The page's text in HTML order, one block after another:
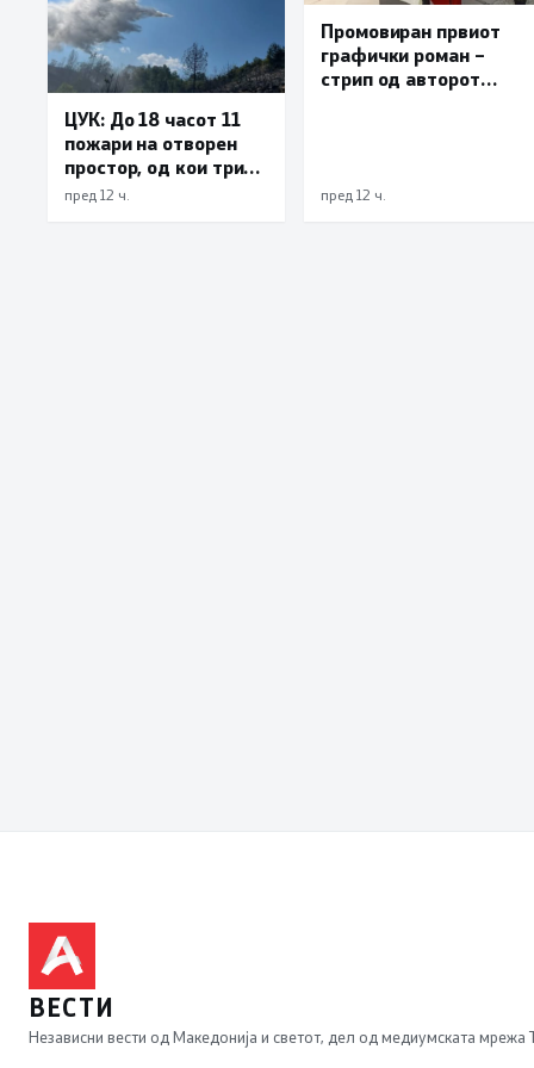
ЦУК: До 18 часот 11
пожари на отворен
простор, од кои три
се активни – изгаснат
пред 12 ч.
Промовиран првиот
графички роман –
стрип од авторот
пред 12 ч.
ВЕСТИ
Независни вести од Македонија и светот, дел од медиумската